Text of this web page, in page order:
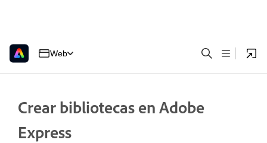
Web
Crear bibliotecas en Adobe
Express